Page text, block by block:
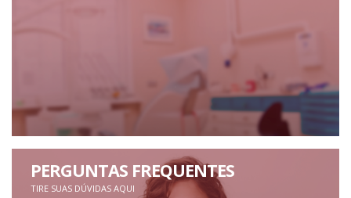
PERGUNTAS FREQUENTES
TIRE SUAS DÚVIDAS AQUI